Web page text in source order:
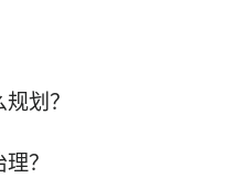
划？
？